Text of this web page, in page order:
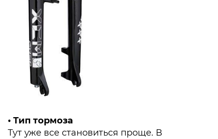
• Тип тормоза
Тут уже все становиться проще. В